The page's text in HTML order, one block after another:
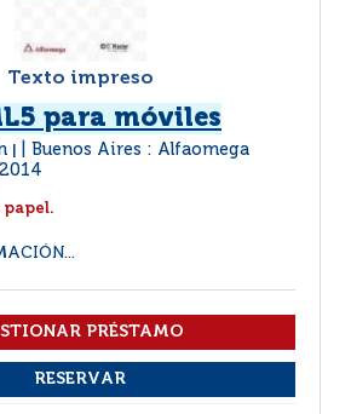
Texto impreso
para móviles
Buenos Aires : Alfaomega
2014
papel.